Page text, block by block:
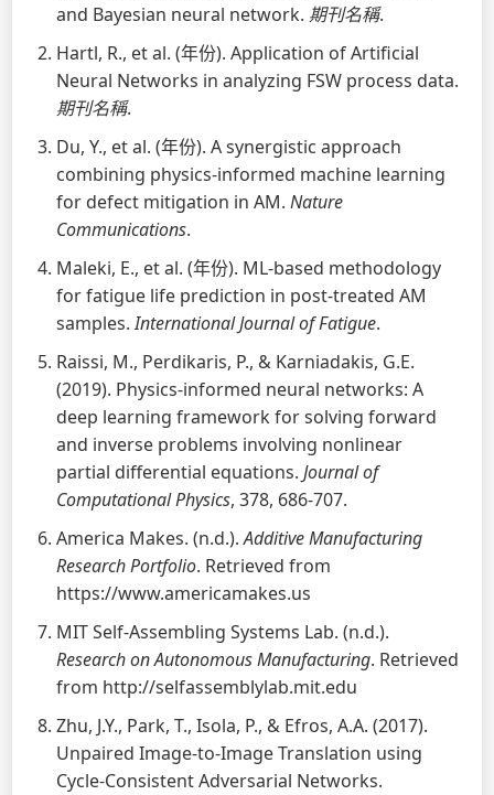
and Bayesian neural network. 期刊名稱.
Hartl, R., et al. (年份). Application of Artificial
Neural Networks in analyzing FSW process data.
期刊名稱.
Du, Y., et al. (年份). A synergistic approach
combining physics-informed machine learning
for defect mitigation in AM. Nature
Communications.
Maleki, E., et al. (年份). ML-based methodology
for fatigue life prediction in post-treated AM
samples.International Journal of Fatigue.
Raissi, M., Perdikaris, P., & Karniadakis, G.E.
(2019). Physics-informed neural networks: A
deep learning framework for solving forward
and inverse problems involving nonlinear
partial differential equations. Journal of
Computational Physics, 378, 686-707.
America Makes. (n.d.).Additive Manufacturing
Research Portfolio. Retrieved from
https://www.americamakes.us
MIT Self-Assembling Systems Lab. (n.d.).
Research on Autonomous Manufacturing. Retrieved
from http://selfassemblylab.mit.edu
Zhu, J.Y., Park, T., Isola, P., & Efros, A.A. (2017).
Unpaired Image-to-Image Translation using
Cycle-Consistent Adversarial Networks.